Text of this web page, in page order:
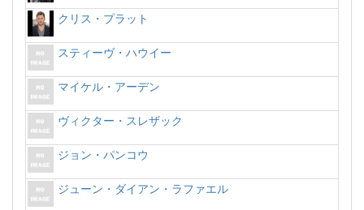
クリス・プラット
スティーヴ・ハウイー
マイケル・アーデン
ヴィクター・スレザック
ジョン・パンコウ
ジューン・ダイアン・ラファエル